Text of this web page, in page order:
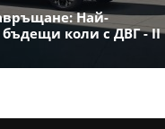
Най-
бъдещи коли с ДВГ - II